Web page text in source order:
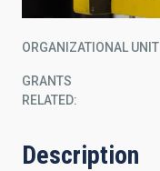
ORGANIZATIONAL UNIT
GRANTS
RELATED:
Description